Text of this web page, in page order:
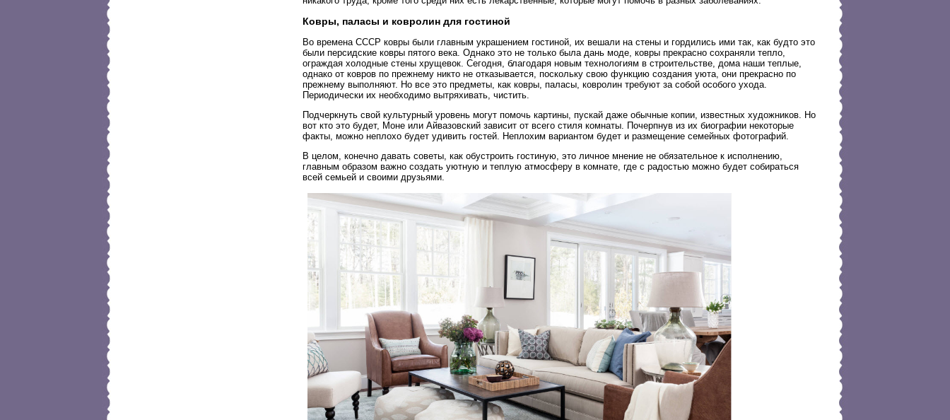
Ковры, паласы и ковролин для гостиной
Во времена СССР ковры были главным украшением гостиной, их вешали на стены и гордились ими так, как будто это
были персидские ковры пятого века. Однако это не только была дань моде, ковры прекрасно сохраняли тепло,
ограждая холодные стены хрущевок. Сегодня, благодаря новым технологиям в строительстве, дома наши теплые,
однако от ковров по прежнему никто не отказывается, поскольку свою функцию создания уюта, они прекрасно по
прежнему выполняют. Но все это предметы, как ковры, паласы, ковролин требуют за собой особого ухода.
Периодически их необходимо вытряхивать, чистить.
Подчеркнуть свой культурный уровень могут помочь картины, пускай даже обычные копии, известных художников. Но
вот кто это будет, Моне или Айвазовский зависит от всего стиля комнаты. Почерпнув из их биографии некоторые
факты, можно неплохо будет удивить гостей. Неплохим вариантом будет и размещение семейных фотографий.
В целом, конечно давать советы, как обустроить гостиную, это личное мнение не обязательное к исполнению,
главным образом важно создать уютную и теплую атмосферу в комнате, где с радостью можно будет собираться
всей семьей и своими друзьями.